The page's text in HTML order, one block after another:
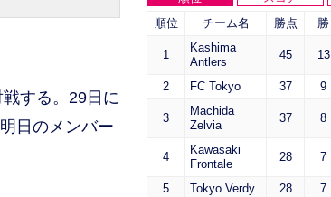
する。29日に
日のメンバー
順位
チーム名 勝点 勝
1
Kashima
Antlers
45 13
2 FC Tokyo 37 9
3
Machida
Zelvia
37 8
4
Kawasaki
Frontale
28 7
5 Tokyo Verdy 28 7